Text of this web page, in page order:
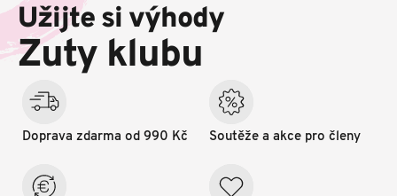
a
í
Užijte si výhody
Zuty klubu
Doprava zdarma od 990 Kč Soutěže a akce pro členy